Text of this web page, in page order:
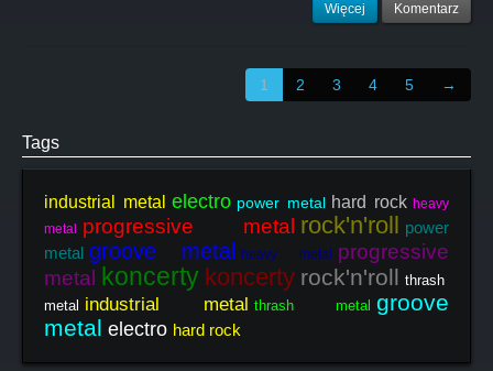
Więcej Komentarz
1 2 3 4 5 →
Tags
industrial metal electro power metal hard rock heavy
metal
progressive metal rock'n'roll power
metal groove metal heavy metal
progressive
metal koncerty koncerty rock'n'roll thrash
metal industrial metal thrash metal groove
metal electro hard rock